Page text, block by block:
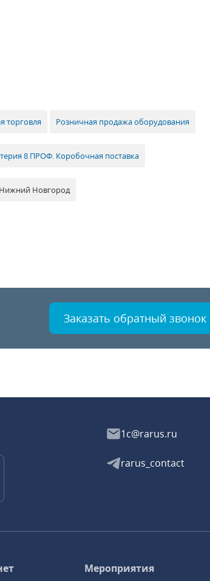
торговля Розничная продажа оборудования
8 ПРОФ. Коробочная поставка
Новгород
Заказать обратный звонок
1c@rarus.ru
rarus_contact
Мероприятия